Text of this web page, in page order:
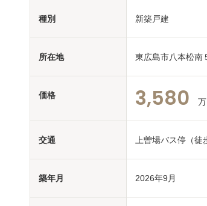
種別 新築戸建
所在地 東広島市八本松南
価格 3,580
交通 上曽場バス停（徒
築年月 2026年9月